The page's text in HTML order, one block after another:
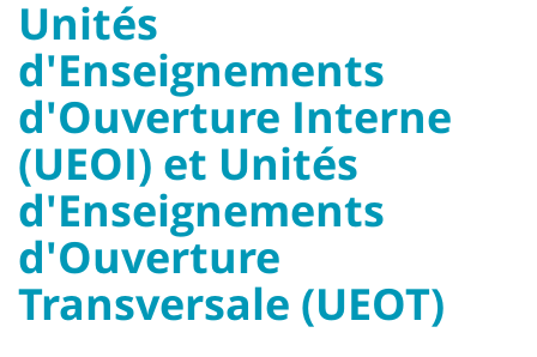
University
:
Sidebar
University
:
Main
content
Titre
de
page
Unités
d'Enseignements
d'Ouverture Interne
(UEOI) et Unités
d'Enseignements
d'Ouverture
Transversale (UEOT)